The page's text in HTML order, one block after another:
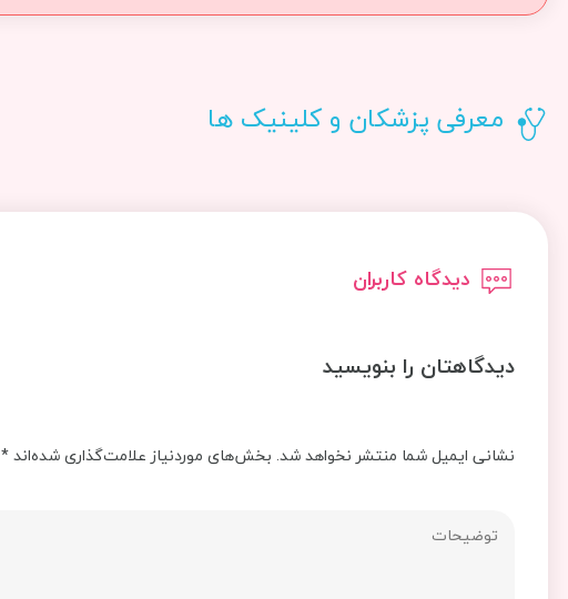
معرفی پزشکان و کلینیک ها
دیدگاه کاربران
دیدگاهتان را بنویسید
نشانی ایمیل شما منتشر نخواهد شد. بخش‌های موردنیاز علامت‌گذاری شده‌اند*